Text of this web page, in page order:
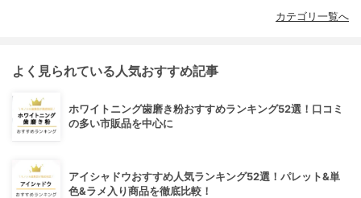
カテゴリ一覧へ
よく見られている人気おすすめ記事
ホワイトニング歯磨き粉おすすめランキング52選！口コミ
の多い市販品を中心に
アイシャドウおすすめ人気ランキング52選！パレット&単
色&ラメ入り商品を徹底比較！